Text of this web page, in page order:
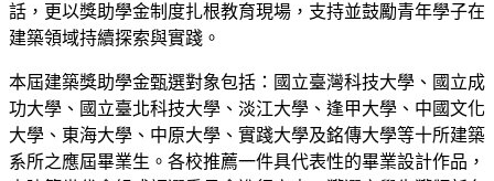
話，更以獎助學金制度扎根教育現場，支持並鼓勵青年學子在
建築領域持續探索與實踐。
本屆建築獎助學金甄選對象包括：國立臺灣科技大學、國立成
功大學、國立臺北科技大學、淡江大學、逢甲大學、中國文化
大學、東海大學、中原大學、實踐大學及銘傳大學等十所建築
系所之應屆畢業生。各校推薦一件具代表性的畢業設計作品，